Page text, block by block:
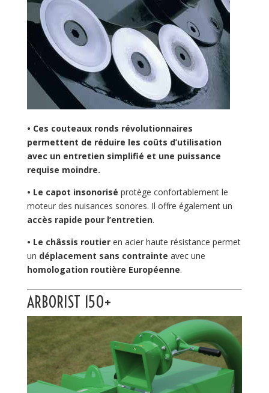
• Ces couteaux ronds révolutionnaires
permettent de réduire les coûts d’utilisation
avec un entretien simplifié et une puissance
requise moindre.
• Le capot insonorisé protège confortablement le
moteur des nuisances sonores. Il offre également un
accès rapide pour l’entretien.
• Le châssis routieren acier haute résistance permet
un déplacement sans contrainte avec une
homologation routière Européenne.
ARBORIST 150+